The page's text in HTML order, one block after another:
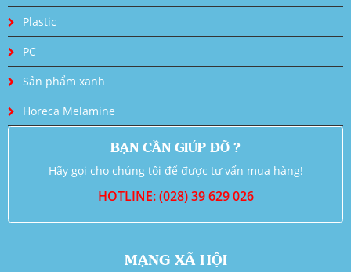
Plastic
PC
Sản phẩm xanh
Horeca Melamine
BẠN CẦN GIÚP ĐỠ ?
Hãy gọi cho chúng tôi để được tư vấn mua hàng!
HOTLINE: (028) 39 629 026
MẠNG XÃ HỘI